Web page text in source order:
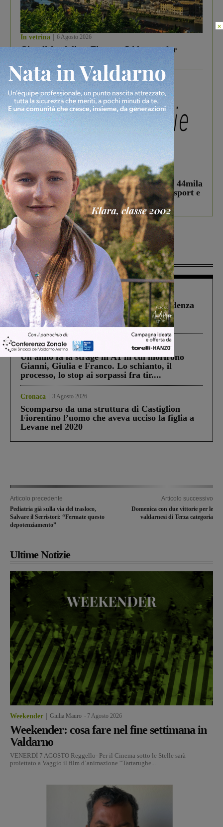
In vetrina 6 Agosto 2026
Gita di famiglia a Firenze: 5 idee per far
divertire i tuoi figli
In vetrina 3 Agosto 2026
Estra Notizie agosto: Smart Cities, oltre 44mila
studenti coinvolti, torna il bando per lo sport e
debutta il podcast Estrair
Più lette
Figline Incisa Valdarno 1 Agosto 2026
Piscina di Figline finanziata oltre la scadenza
Pnrr, il gruppo di Fratelli d’Italia: “Un
ringraziamento al Governo”
Cronaca 4 Agosto 2026
Un anno fa la strage in A1 in cui morirono
Gianni, Giulia e Franco. Lo schianto, il
processo, lo stop ai sorpassi fra tir....
Cronaca 3 Agosto 2026
Scomparso da una struttura di Castiglion
Fiorentino l’uomo che aveva ucciso la figlia a
Levane nel 2020
Articolo precedente
Pediatria già sulla via del trasloco,
Salvare il Serristori: “Fermate questo
depotenziamento”
Articolo successivo
Domenica con due vittorie per le
valdarnesi di Terza categoria
Ultime Notizie
Weekender Giulia Mauro 7 Agosto 2026
Weekender: cosa fare nel fine settimana in
Valdarno
VENERDÌ 7 AGOSTO Reggello- Per il Cinema sotto le Stelle sarà
proiettato a Vaggio il film d’animazione “Tartarughe...
×